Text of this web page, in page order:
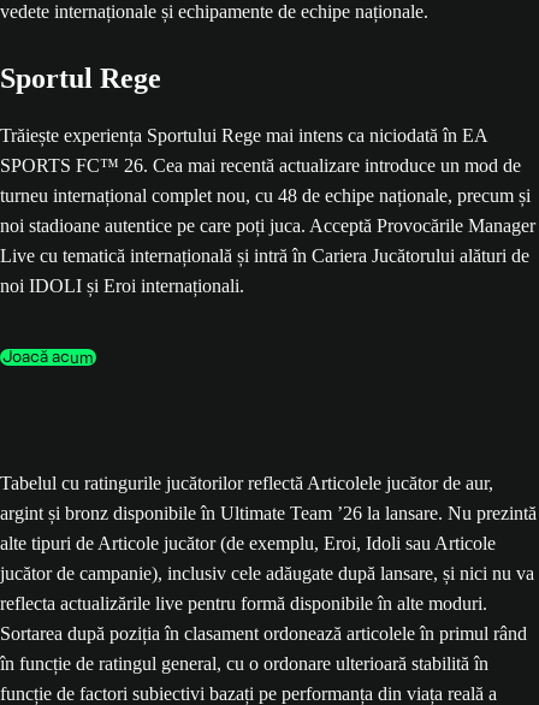
Sportul Rege
Trăiește experiența Sportului Rege mai intens ca niciodată în EA
SPORTS FC™ 26. Cea mai recentă actualizare introduce un mod de
turneu internațional complet nou, cu 48 de echipe naționale, precum și
noi stadioane autentice pe care poți juca. Acceptă Provocările Manager
Live cu tematică internațională și intră în Cariera Jucătorului alături de
noi IDOLI și Eroi internaționali.
Joacă acum
Tabelul cu ratingurile jucătorilor reflectă Articolele jucător de aur,
argint și bronz disponibile în Ultimate Team ’26 la lansare. Nu prezintă
alte tipuri de Articole jucător (de exemplu, Eroi, Idoli sau Articole
jucător de campanie), inclusiv cele adăugate după lansare, și nici nu va
reflecta actualizările live pentru formă disponibile în alte moduri.
Sortarea după poziția în clasament ordonează articolele în primul rând
în funcție de ratingul general, cu o ordonare ulterioară stabilită în
funcție de factori subiectivi bazați pe performanța din viața reală a